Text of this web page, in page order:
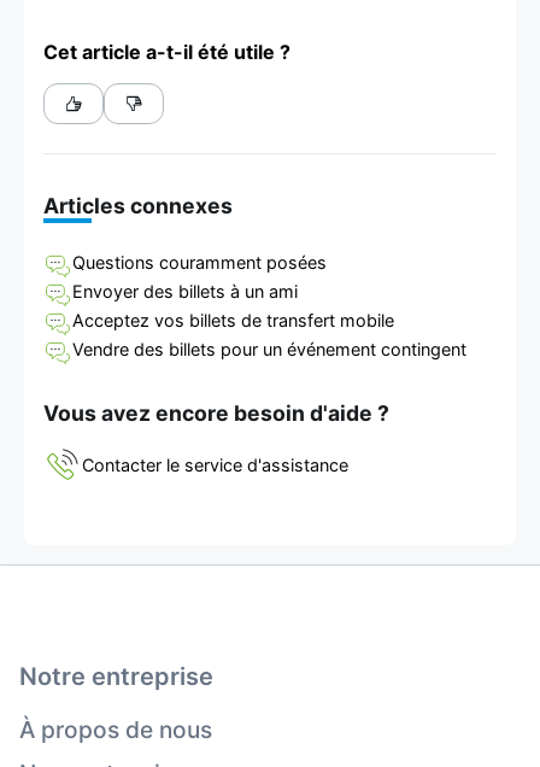
Cet article a-t-il été utile ?
Articles connexes
Questions couramment posées
Envoyer des billets à un ami
Acceptez vos billets de transfert mobile
Vendre des billets pour un événement contingent
Vous avez encore besoin d'aide ?
Contacter le service d'assistance
Notre entreprise
À propos de nous